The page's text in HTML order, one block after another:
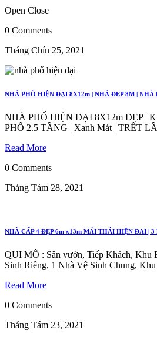
Open Close
0 Comments
Tháng Chín 25, 2021
NHÀ PHỐ HIỆN ĐẠI 8X12m | NHÀ ĐẸP 8M |
NHÀ PHỐ HIỆN ĐẠI 8X12m ĐẸP |
PHỐ 2.5 TẦNG | Xanh Mát | TRÊT
Read More
0 Comments
Tháng Tám 28, 2021
NHÀ CẤP 4 ĐẸP 6m x13m MÁI THÁI HIỆN ĐẠI | 3
QUI MÔ : Sân vườn, Tiếp Khách, Khu
Sinh Riêng, 1 Nhà Vệ Sinh Chung,
Read More
0 Comments
Tháng Tám 23, 2021